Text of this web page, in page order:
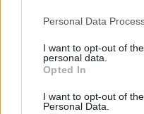
Please note that this
not limited to your visit or
grant or deny consent to
use your data for below
consent section.
Personal Data
I want to opt-out of
personal data.
Opted In
I want to opt-out of
Personal Data.